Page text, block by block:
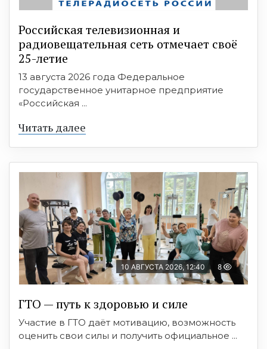
Российская телевизионная и
радиовещательная сеть отмечает своё
25-летие
13 августа 2026 года Федеральное
государственное унитарное предприятие
«Российская ...
Читать далее
10 АВГУСТА 2026, 12:40 8
ГТО — путь к здоровью и силе
Участие в ГТО даёт мотивацию, возможность
оценить свои силы и получить официальное ...